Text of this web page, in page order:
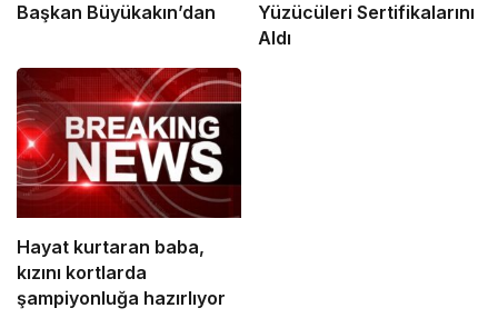
Başkan Büyükakın’dan
Yüzücüleri Sertifikalarını
Aldı
Hayat kurtaran baba,
kızını kortlarda
şampiyonluğa hazırlıyor